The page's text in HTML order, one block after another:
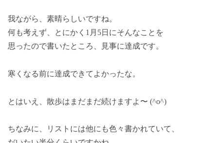
我ながら、素晴らしいですね。
何も考えず、とにかく1月5日にそんなことを
思ったので書いたところ、見事に達成です。
寒くなる前に達成できてよかったな。
とはいえ、散歩はまだまだ続けますよ〜 (^o^)
ちなみに、リストには他にも色々書かれていて、